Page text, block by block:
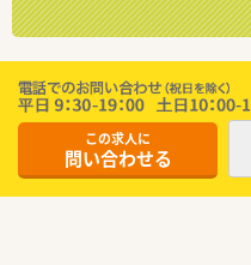
この求人に
問い合わせる